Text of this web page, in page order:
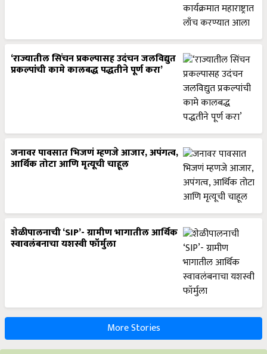
‘राज्यातील सिंचन प्रकल्पासह उदंचन जलविद्युत
प्रकल्पांची कामे कालबद्ध पद्धतीने पूर्ण करा’
जनावर पावसात भिजणं म्हणजे आजार, अपंगत्व,
आर्थिक तोटा आणि मृत्यूची चाहूल
शेळीपालनाची ‘SIP’- ग्रामीण भागातील आर्थिक
स्वावलंबनाचा यशस्वी फॉर्मुला
More Stories